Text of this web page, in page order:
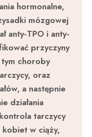
hormonalne,
mózgowej
anty-TPO i anty-
przyczyny
choroby
oraz
a następnie
działania
tarczycy
w ciąży,